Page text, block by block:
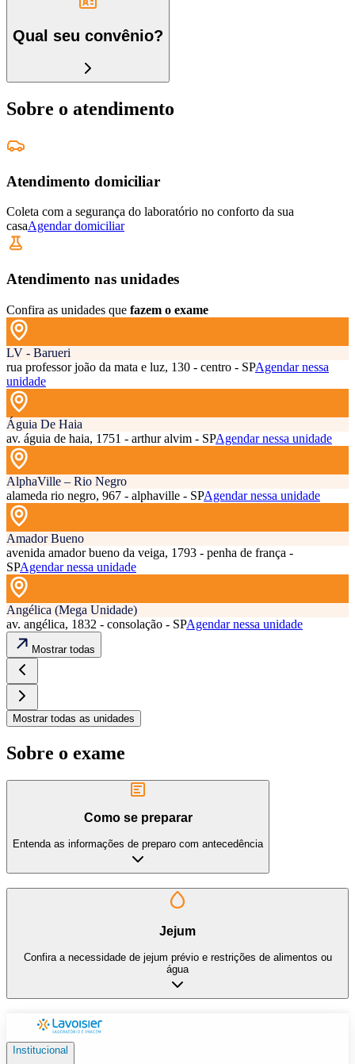
Qual seu convênio?
Sobre o atendimento
Atendimento domiciliar
Coleta com a segurança do laboratório no conforto da sua
casaAgendar domiciliar
Atendimento nas unidades
Confira as unidades que fazem o exame
LV - Barueri
rua professor joão da mata e luz, 130 - centro - SPAgendar nessa
unidade
Águia De Haia
av. águia de haia, 1751 - arthur alvim - SPAgendar nessa unidade
AlphaVille – Rio Negro
alameda rio negro, 967 - alphaville - SPAgendar nessa unidade
Amador Bueno
avenida amador bueno da veiga, 1793 - penha de frança -
SPAgendar nessa unidade
Angélica (Mega Unidade)
av. angélica, 1832 - consolação - SPAgendar nessa unidade
Mostrar todas
Mostrar todas as unidades
Sobre o exame
Como se preparar
Entenda as informações de preparo com antecedência
Jejum
Confira a necessidade de jejum prévio e restrições de alimentos ou
água
Institucional